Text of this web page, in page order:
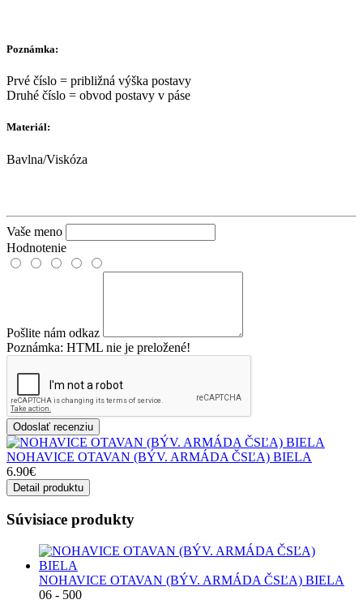
Poznámka:
Prvé číslo = približná výška postavy
Druhé číslo = obvod postavy v páse
Materiál:
Bavlna/Viskóza
Vaše meno
Hodnotenie
Pošlite nám odkaz
Poznámka: HTML nie je preložené!
Odoslať recenziu
NOHAVICE OTAVAN (BÝV. ARMÁDA ČSĽA) BIELA
6.90€
Detail produktu
Súvisiace produkty
NOHAVICE OTAVAN (BÝV. ARMÁDA ČSĽA) BIELA
06 - 500